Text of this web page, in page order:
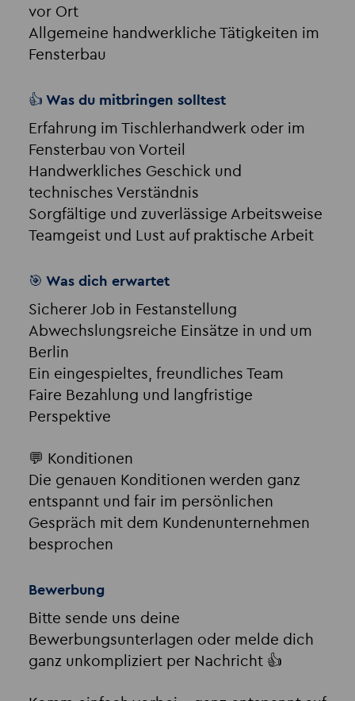
vor Ort
Allgemeine handwerkliche Tätigkeiten im
Fensterbau
👍 Was du mitbringen solltest
Erfahrung im Tischlerhandwerk oder im
Fensterbau von Vorteil
Handwerkliches Geschick und
technisches Verständnis
Sorgfältige und zuverlässige Arbeitsweise
Teamgeist und Lust auf praktische Arbeit
🎯 Was dich erwartet
Sicherer Job in Festanstellung
Abwechslungsreiche Einsätze in und um
Berlin
Ein eingespieltes, freundliches Team
Faire Bezahlung und langfristige
Perspektive
💬 Konditionen
Die genauen Konditionen werden ganz
entspannt und fair im persönlichen
Gespräch mit dem Kundenunternehmen
besprochen
Bewerbung
Bitte sende uns deine
Bewerbungsunterlagen oder melde dich
ganz unkompliziert per Nachricht 👍